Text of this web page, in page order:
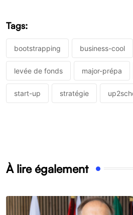
Tags:
bootstrapping business-cool
levée de fonds major-prépa
start-up stratégie
À lire également